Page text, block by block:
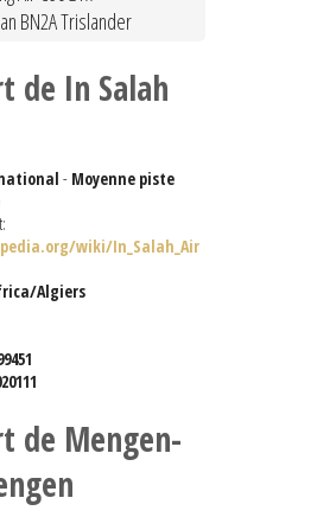
BN2A Trislander
de In Salah
- Moyenne piste
wiki/In_Salah_Air
Algiers
de Mengen-